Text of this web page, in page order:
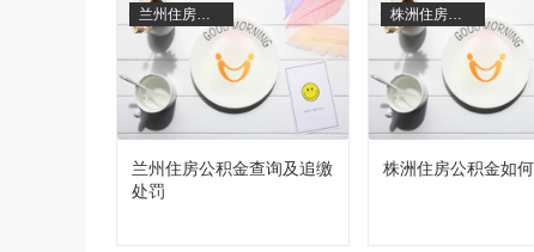
兰州住房公积金查询及追缴
处罚
兰州住房公积金查询
株洲住房公积金如
株洲住房公积金